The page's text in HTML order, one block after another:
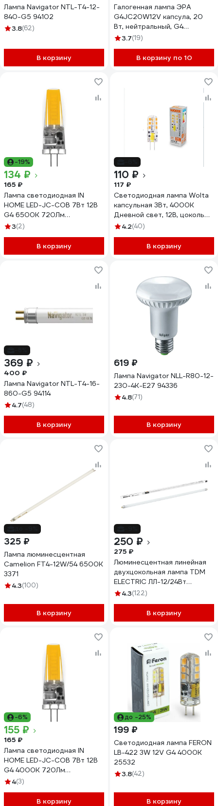
Лампа Navigator NTL-T4-12-
840-G5 94102
3.8(62)
В корзину
Галогенная лампа ЭРА
G4JC20W12V капсула, 20
Вт, нейтральный, G4
C0027369
3.7(19)
В корзину по 10
-19%
134 ₽
165 ₽
Лампа светодиодная IN
HOME LED-JC-COB 7Вт 12В
G4 6500К 720Лм
4690612060293
3(2)
В корзину
110 ₽
117 ₽
Светодиодная лампа Wolta
капсульная 3Вт, 4000К
Дневной свет, 12В, цоколь
G4, материал силикон,
12V3W4KG4-S
4.2(40)
В корзину
369 ₽
400 ₽
Лампа Navigator NTL-T4-16-
860-G5 94114
4.7(48)
В корзину
619 ₽
Лампа Navigator NLL-R80-12-
230-4K-E27 94336
4.8(71)
В корзину
325 ₽
Лампа люминесцентная
Camelion FT4-12W/54 6500K
3371
4.3(100)
В корзину
250 ₽
275 ₽
Люминесцентная линейная
двухцокольная лампа TDM
ELECTRIC ЛЛ-12/24Вт
SQ0355-0011
4.3(122)
В корзину
-6%
155 ₽
165 ₽
Лампа светодиодная IN
HOME LED-JC-COB 7Вт 12В
G4 4000К 720Лм
4690612060286
4(3)
В корзину
до -25%
199 ₽
Светодиодная лампа FERON
LB-422 3W 12V G4 4000K
25532
3.8(42)
В корзину